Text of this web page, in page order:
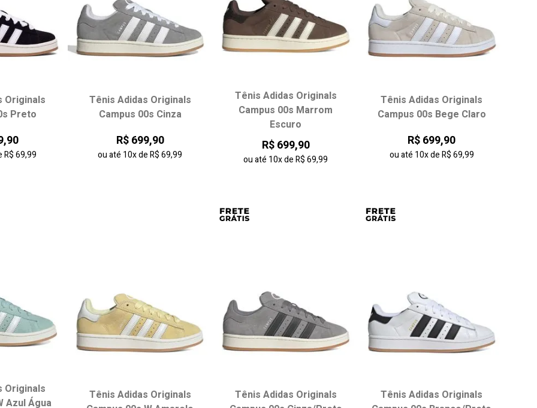
Data de lançamento
Melhor Desconto
Originals
Preto
R$ 69,99
Tênis Adidas Originals
Campus 00s Cinza
R$ 699,90
ou até 10xdeR$ 69,99
Escolha seu tamanho:
Tênis Adidas Originals
Campus 00s Marrom
Escuro
R$ 699,90
ou até 10xdeR$ 69,99
Escolha seu tamanho:
Tênis Adidas Originals
Campus 00s Bege Claro
R$ 699,90
ou até 10xdeR$ 69,99
Escolha seu tamanho:
Originals
Azul Água
Tênis Adidas Originals
Tênis Adidas Originals
Tênis Adidas Originals